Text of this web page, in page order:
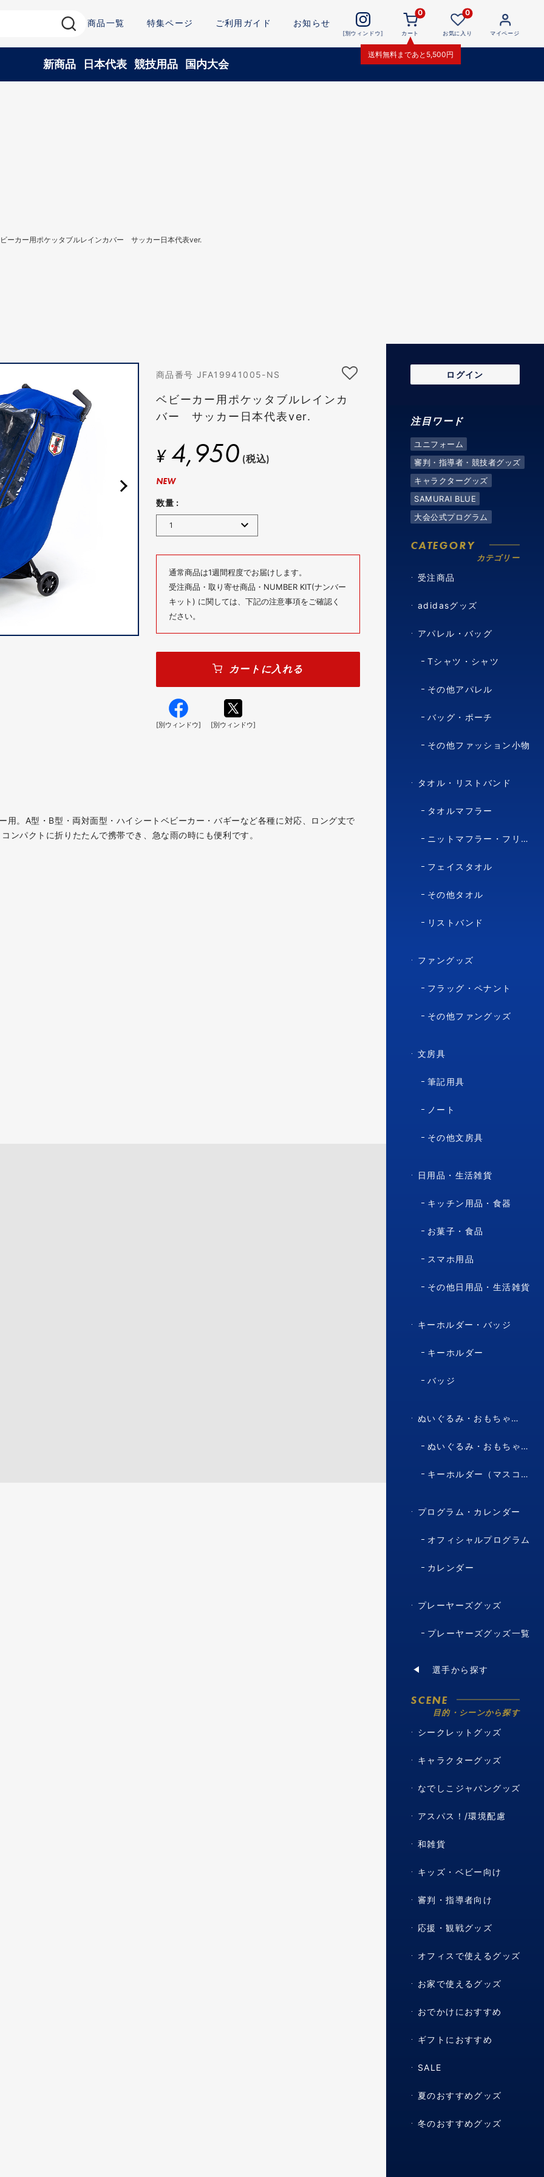
商品一覧 特集ページ ご利用ガイド お知らせ
[別ウィンドウ]
0
カート
送料無料まであと 5,500円
0
お気に入り マイページ
新商品 日本代表 競技用品 国内大会
ーカー用ポケッタブルレインカバー サッカー日本代表ver.
商品番号 JFA19941005-NS
ベビーカー用ポケッタブルレインカ
バー サッカー日本代表ver.
¥ 4,950 (税込)
NEW
数量 :
通常商品は1週間程度でお届けします。
受注商品・取り寄せ商品・NUMBER KIT(ナンバー
キット) に関しては、下記の注意事項をご確認く
ださい。
カートに入れる
[別ウィンドウ] [別ウィンドウ]
。A型・B型・両対面型・ハイシートベビーカー・バギーなど各種に対応、ロング丈で
ンパクトに折りたたんで携帯でき、急な雨の時にも便利です。
ログイン
注目ワード
ユニフォーム
審判・指導者・競技者グッズ
キャラクターグッズ
SAMURAI BLUE
大会公式プログラム
CATEGORY
カテゴリー
受注商品
adidasグッズ
アパレル・バッグ
Tシャツ・シャツ
その他アパレル
バッグ・ポーチ
その他ファッション小物
タオル・リストバンド
タオルマフラー
ニットマフラー・フリースマフラー
フェイスタオル
その他タオル
リストバンド
ファングッズ
フラッグ・ペナント
その他ファングッズ
文房具
筆記用具
ノート
その他文房具
日用品・生活雑貨
キッチン用品・食器
お菓子・食品
スマホ用品
その他日用品・生活雑貨
キーホルダー・バッジ
キーホルダー
バッジ
ぬいぐるみ・おもちゃ・マスコット・キャラクター
ぬいぐるみ・おもちゃ（マスコット・キャラクター）
キーホルダー（マスコット・キャラクター）
プログラム・カレンダー
オフィシャルプログラム
カレンダー
プレーヤーズグッズ
プレーヤーズグッズ一覧
選手から探す
SCENE
目的・シーンから探す
シークレットグッズ
キャラクターグッズ
なでしこジャパングッズ
アスパス！/環境配慮
和雑貨
キッズ・ベビー向け
審判・指導者向け
応援・観戦グッズ
オフィスで使えるグッズ
お家で使えるグッズ
おでかけにおすすめ
ギフトにおすすめ
SALE
夏のおすすめグッズ
冬のおすすめグッズ